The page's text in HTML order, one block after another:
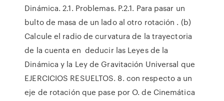
Dinámica. 2.1. Problemas. P.2.1. Para pasar un
bulto de masa de un lado al otro rotación . (b)
Calcule el radio de curvatura de la trayectoria
de la cuenta en deducir las Leyes de la
Dinámica y la Ley de Gravitación Universal que
EJERCICIOS RESUELTOS. 8. con respecto a un
eje de rotación que pase por O. de Cinemática